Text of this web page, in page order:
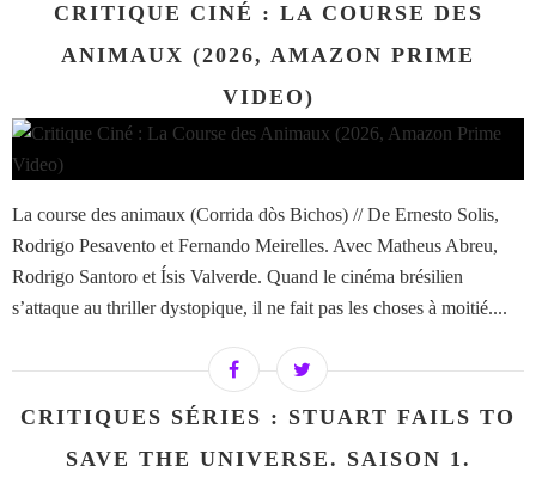
CRITIQUE CINÉ : LA COURSE DES
ANIMAUX (2026, AMAZON PRIME
VIDEO)
La course des animaux (Corrida dòs Bichos) // De Ernesto Solis,
Rodrigo Pesavento et Fernando Meirelles. Avec Matheus Abreu,
Rodrigo Santoro et Ísis Valverde. Quand le cinéma brésilien
s’attaque au thriller dystopique, il ne fait pas les choses à moitié....
CRITIQUES SÉRIES : STUART FAILS TO
SAVE THE UNIVERSE. SAISON 1.